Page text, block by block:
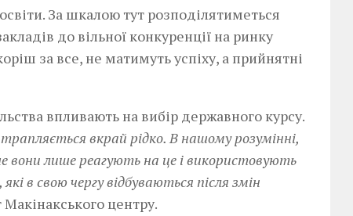
За шкалою тут розподілятиметься
до вільної конкуренції на ринку
за все, не матимуть успіху, а прийнятні
впливають на вибір державного курсу.
вкрай рідко. В нашому розумінні,
лише реагують на це і використовують
в свою чергу відбуваються після змін
центру.